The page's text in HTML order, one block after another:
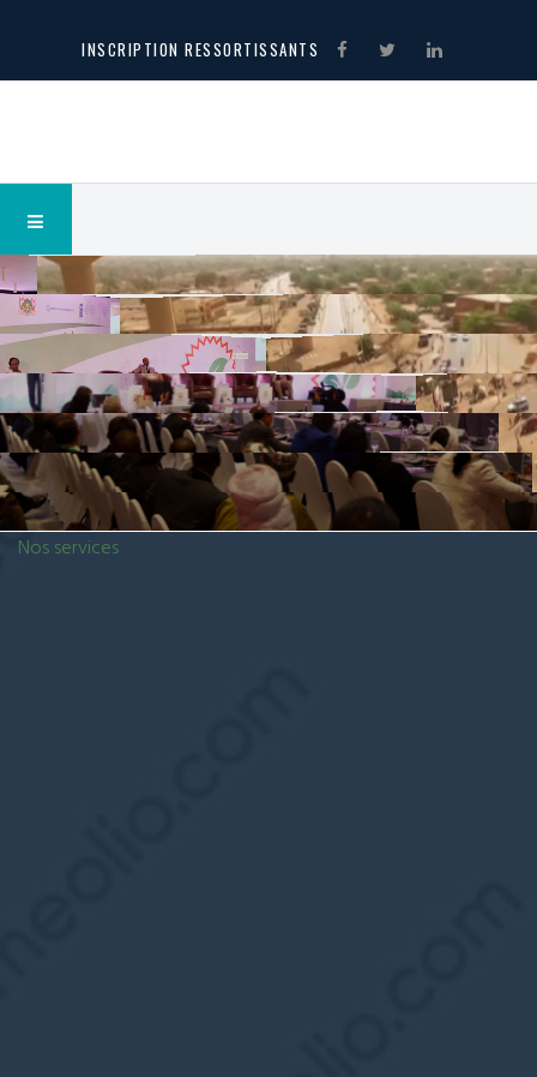
INSCRIPTION RESSORTISSANTS
Projet
Nos services